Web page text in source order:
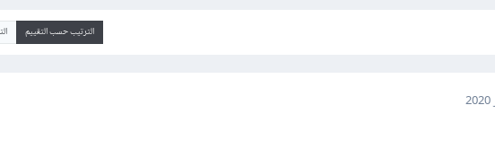
الترتيب حسب التقييم